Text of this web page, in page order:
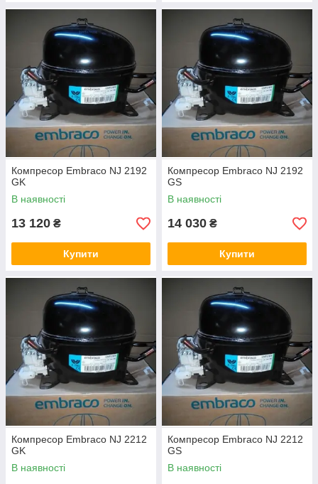
NJ 9232
26.20 3P 1972 2476
NJ 9238
GK
32.70 CSR 1939 2424 2970
NJ 9238
GS
32.70 3P 1979 2506 3091
Компресор Embraco NJ 2192
GK
В наявності
13 120 ₴
Купити
Компресор Embraco NJ 2192
GS
В наявності
14 030 ₴
Купити
Компресор Embraco NJ 2212
GK
В наявності
Компресор Embraco NJ 2212
GS
В наявності